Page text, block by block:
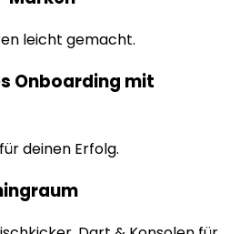
leicht gemacht.
Onboarding mit
deinen Erfolg.